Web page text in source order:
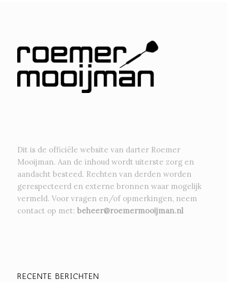
Dit is de officiële website van darter Roemer
Mooijman. Aan de inhoud wordt uiterste zorg en
aandacht besteed. Rechten van derden worden
gerespecteerd en externe bronnen waar mogelijk
vermeld. Voor vragen en/of opmerkingen, neem
contact op met: beheer@roemermooijman.nl
RECENTE BERICHTEN